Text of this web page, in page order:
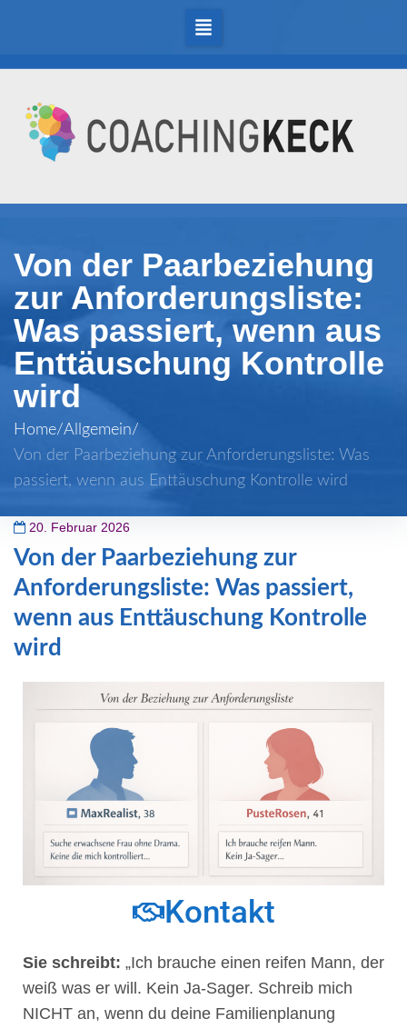
Von der Paarbeziehung
zur Anforderungsliste:
Was passiert, wenn aus
Enttäuschung Kontrolle
wird
Home/Allgemein/
Von der Paarbeziehung zur Anforderungsliste: Was
passiert, wenn aus Enttäuschung Kontrolle wird
20. Februar 2026
Von der Paarbeziehung zur
Anforderungsliste: Was passiert,
wenn aus Enttäuschung Kontrolle
wird
Kontakt
Sie schreibt: „Ich brauche einen reifen Mann, der
weiß was er will. Kein Ja-Sager. Schreib mich
NICHT an, wenn du deine Familienplanung